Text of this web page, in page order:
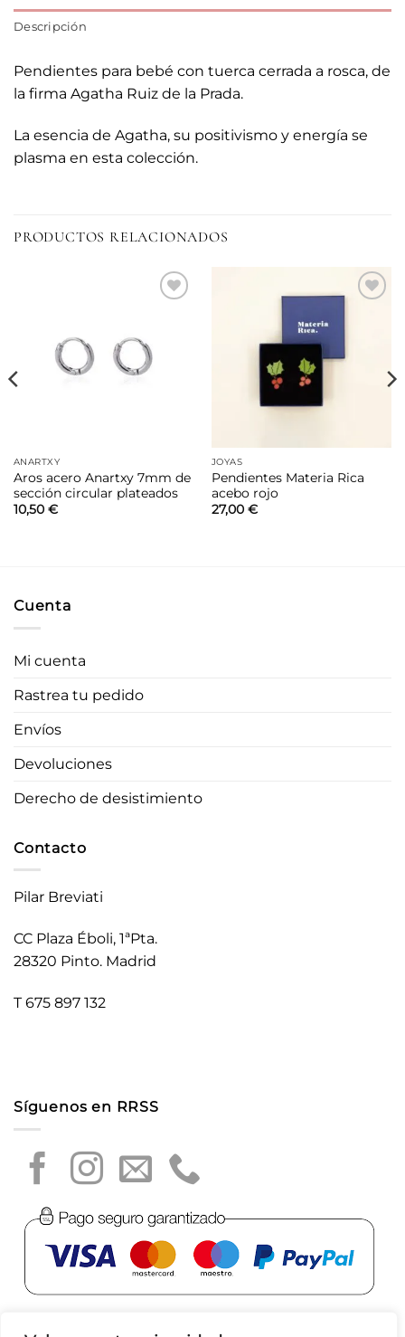
Descripción
Pendientes para bebé con tuerca cerrada a rosca, de
la firma Agatha Ruiz de la Prada.
La esencia de Agatha, su positivismo y energía se
plasma en esta colección.
PRODUCTOS RELACIONADOS
deseos
ANARTXY
Aros acero Anartxy 7mm de
sección circular plateados
10,50 €
JOYAS
Pendientes Materia Rica
acebo rojo
27,00 €
Cuenta
Mi cuenta
Rastrea tu pedido
Envíos
Devoluciones
Derecho de desistimiento
Contacto
Pilar Breviati
CC Plaza Éboli, 1ªPta.
28320 Pinto. Madrid
T 675 897 132
Síguenos en RRSS